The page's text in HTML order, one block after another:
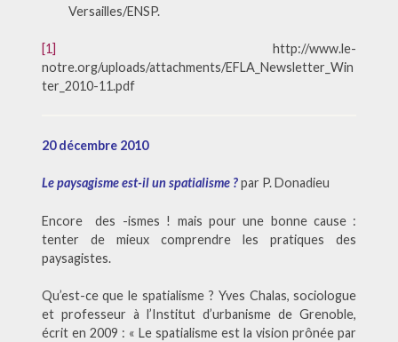
Versailles/ENSP.
[1] http://www.le-
notre.org/uploads/attachments/EFLA_Newsletter_Win
ter_2010-11.pdf
20 décembre 2010
Le paysagisme est-il un spatialisme ?par P. Donadieu
Encore des -ismes ! mais pour une bonne cause :
tenter de mieux comprendre les pratiques des
paysagistes.
Qu’est-ce que le spatialisme ? Yves Chalas, sociologue
et professeur à l’Institut d’urbanisme de Grenoble,
écrit en 2009 : « Le spatialisme est la vision prônée par